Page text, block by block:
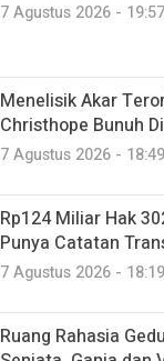
7 Agustus 2026 -
Menelisik Akar
Christhope Bunuh
7 Agustus 2026 -
Rp124 Miliar Hak
Punya Catatan
7 Agustus 2026 -
Ruang Rahasia